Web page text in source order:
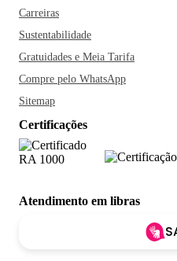
Carreiras
Sustentabilidade
Gratuidades e Meia Tarifa
Compre pelo WhatsApp
Sitemap
Certificações
Atendimento em libras